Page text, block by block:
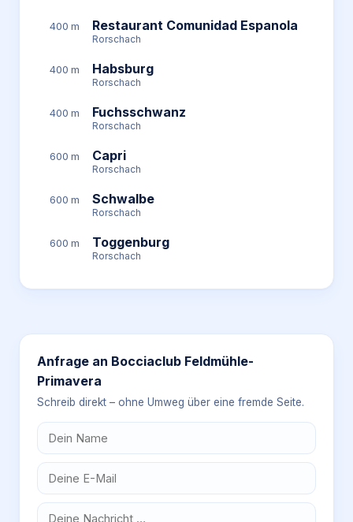
400 m Restaurant Comunidad Espanola
Rorschach
400 m Habsburg
Rorschach
400 m Fuchsschwanz
Rorschach
600 m Capri
Rorschach
600 m Schwalbe
Rorschach
600 m Toggenburg
Rorschach
Anfrage an Bocciaclub Feldmühle-
Primavera
Schreib direkt – ohne Umweg über eine fremde Seite.